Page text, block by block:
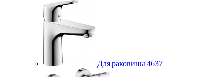
Для раковины 4637